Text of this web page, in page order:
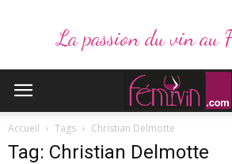
La passion du vin au
Accueil Tags Christian Delmotte
Tag: Christian Delmotte